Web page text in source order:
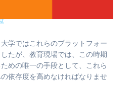
学ではこれらのプラットフォー
たが、教育現場では、この時期
めの唯一の手段として、これら
依存度を高めなければなりませ